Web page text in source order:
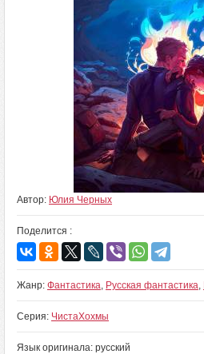
Автор: Юлия Черных
Поделится :
Жанр: Фантастика, Русская фантастика,
Серия: ЧистаХохмы
Язык оригинала: русский